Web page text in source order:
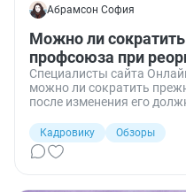
Абрамсон София
Можно ли
профсоюза при
Специалисты сайта
можно ли сократить
после изменения его
Кадровику
Обзоры